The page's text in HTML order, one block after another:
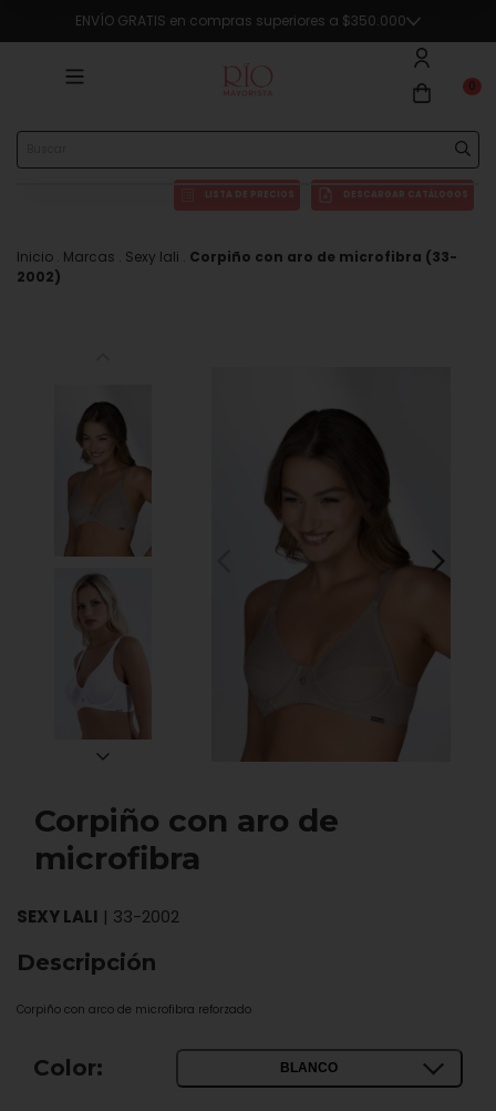
ENVÍO GRATIS en compras superiores a $350.000
0
LISTA DE PRECIOS DESCARGAR CATÁLOGOS
Inicio . Marcas . Sexy lali . Corpiño con aro de microfibra (33-
2002)
Corpiño con aro de
microfibra
SEXY LALI | 33-2002
Descripción
Corpiño con arco de microfibra reforzado
Color: BLANCO